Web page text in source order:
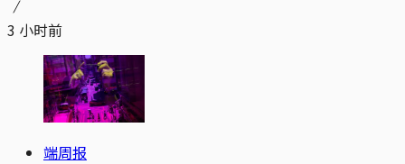
3 小时前
端周报